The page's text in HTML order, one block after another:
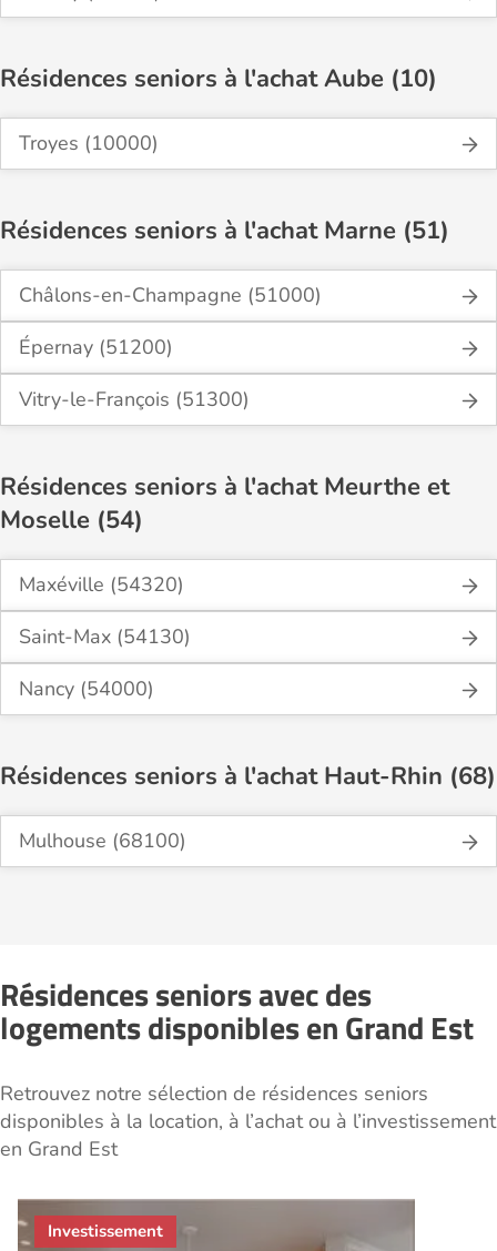
Résidences seniors à l'achat Aube (10)
Troyes (10000)
Résidences seniors à l'achat Marne (51)
Châlons-en-Champagne (51000)
Épernay (51200)
Vitry-le-François (51300)
Résidences seniors à l'achat Meurthe et
Moselle (54)
Maxéville (54320)
Saint-Max (54130)
Nancy (54000)
Résidences seniors à l'achat Haut-Rhin (68)
Mulhouse (68100)
Résidences seniors avec des
logements disponibles en Grand Est
Retrouvez notre sélection de résidences seniors
disponibles à la location, à l’achat ou à l’investissement
en Grand Est